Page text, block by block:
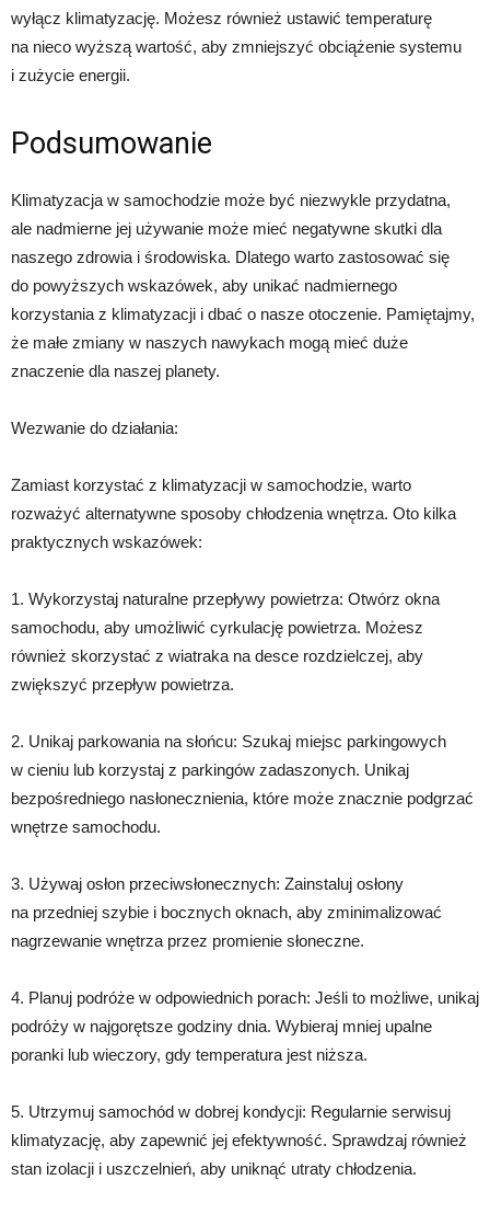
wyłącz klimatyzację. Możesz również ustawić temperaturę
na nieco wyższą wartość, aby zmniejszyć obciążenie systemu
i zużycie energii.
Podsumowanie
Klimatyzacja w samochodzie może być niezwykle przydatna,
ale nadmierne jej używanie może mieć negatywne skutki dla
naszego zdrowia i środowiska. Dlatego warto zastosować się
do powyższych wskazówek, aby unikać nadmiernego
korzystania z klimatyzacji i dbać o nasze otoczenie. Pamiętajmy,
że małe zmiany w naszych nawykach mogą mieć duże
znaczenie dla naszej planety.
Wezwanie do działania:
Zamiast korzystać z klimatyzacji w samochodzie, warto
rozważyć alternatywne sposoby chłodzenia wnętrza. Oto kilka
praktycznych wskazówek:
1. Wykorzystaj naturalne przepływy powietrza: Otwórz okna
samochodu, aby umożliwić cyrkulację powietrza. Możesz
również skorzystać z wiatraka na desce rozdzielczej, aby
zwiększyć przepływ powietrza.
2. Unikaj parkowania na słońcu: Szukaj miejsc parkingowych
w cieniu lub korzystaj z parkingów zadaszonych. Unikaj
bezpośredniego nasłonecznienia, które może znacznie podgrzać
wnętrze samochodu.
3. Używaj osłon przeciwsłonecznych: Zainstaluj osłony
na przedniej szybie i bocznych oknach, aby zminimalizować
nagrzewanie wnętrza przez promienie słoneczne.
4. Planuj podróże w odpowiednich porach: Jeśli to możliwe, unikaj
podróży w najgorętsze godziny dnia. Wybieraj mniej upalne
poranki lub wieczory, gdy temperatura jest niższa.
5. Utrzymuj samochód w dobrej kondycji: Regularnie serwisuj
klimatyzację, aby zapewnić jej efektywność. Sprawdzaj również
stan izolacji i uszczelnień, aby uniknąć utraty chłodzenia.